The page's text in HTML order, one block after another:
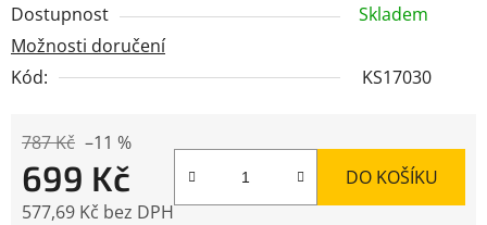
Dostupnost
Skladem
Možnosti doručení
Kód:
KS17030
787 Kč –11 %
699 Kč
577,69 Kč bez DPH
DO KOŠÍKU